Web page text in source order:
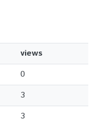
views
0
3
3